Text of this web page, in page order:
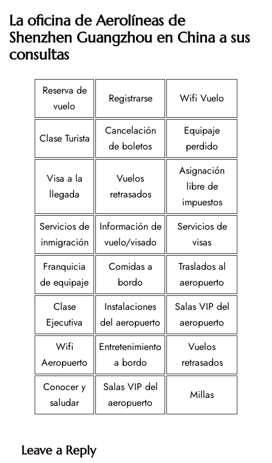
La oficina de Aerolíneas de
Shenzhen Guangzhou en China a sus
consultas
Reserva de
vuelo
Registrarse Wifi Vuelo
Clase Turista
Cancelación
de boletos
Equipaje
perdido
Visa a la
llegada
Vuelos
retrasados
Asignación
libre de
impuestos
Servicios de
inmigración
Información de
vuelo/visado
Servicios de
visas
Franquicia
de equipaje
Comidas a
bordo
Traslados al
aeropuerto
Clase
Ejecutiva
Instalaciones
del aeropuerto
Salas VIP del
aeropuerto
Wifi
Aeropuerto
Entretenimiento
a bordo
Vuelos
retrasados
Conocer y
saludar
Salas VIP del
aeropuerto
Millas
Leave a Reply